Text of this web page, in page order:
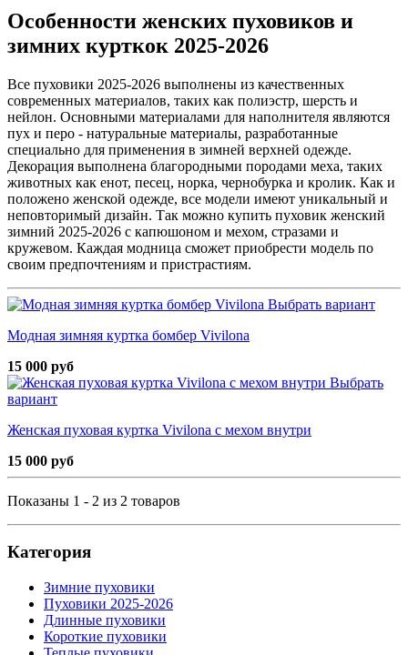
Особенности женских пуховиков и
зимних курткок 2025-2026
Все пуховики 2025-2026 выполнены из качественных
современных материалов, таких как полиэстр, шерсть и
нейлон. Основными материалами для наполнителя являются
пух и перо - натуральные материалы, разработанные
специально для применения в зимней верхней одежде.
Декорация выполнена благородными породами меха, таких
животных как енот, песец, норка, чернобурка и кролик. Как и
положено женской одежде, все модели имеют уникальный и
неповторимый дизайн. Так можно купить пуховик женский
зимний 2025-2026 с капюшоном и мехом, стразами и
кружевом. Каждая модница сможет приобрести модель по
своим предпочтениям и пристрастиям.
Выбрать вариант
Модная зимняя куртка бомбер Vivilona
15 000 руб
Выбрать
вариант
Женская пуховая куртка Vivilona с мехом внутри
15 000 руб
Показаны 1 - 2 из 2 товаров
Категория
Зимние пуховики
Пуховики 2025-2026
Длинные пуховики
Короткие пуховики